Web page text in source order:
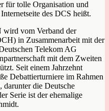
für tolle Organisation und
des DCS heißt.
vom Verband der
in Zusammenarbeit mit der
Telekom AG
mit dem Zweiten
Seit einem Jahrzehnt
Debattierturniere im Rahmen
die Deutsche
Serie ist der ehemalige